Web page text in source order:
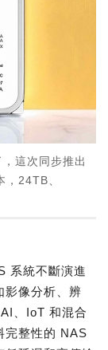
這次同步推出
24TB、
系統不斷演進
影像分析、辨
、IoT 和混合
完整性的 NAS